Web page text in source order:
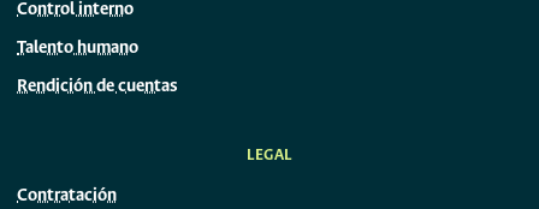
Control interno
Talento humano
Rendición de cuentas
LEGAL
Contratación